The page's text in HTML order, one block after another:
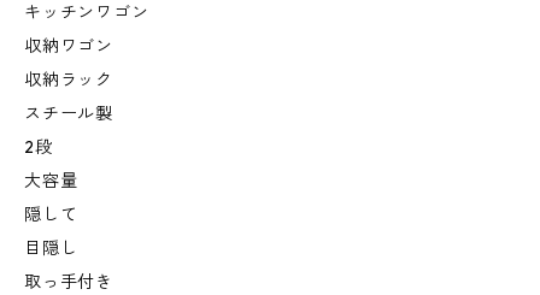
キッチンワゴン
収納ワゴン
収納ラック
スチール製
2段
大容量
隠して
目隠し
取っ手付き